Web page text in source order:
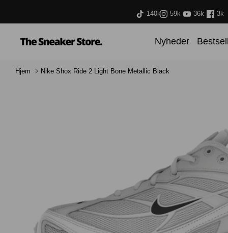
140k 59k 36k 3k
Nyheder
Hjem Nike Shox Ride 2 Light Bone Metallic Black